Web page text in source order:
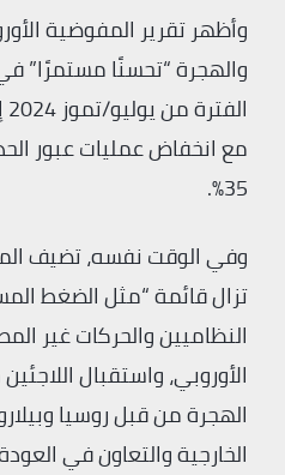
وأظهر تقرير المفوضية
والهجرة “تحسنًا مستمرًا”
مع انخفاض عمليات عبور
35%.
وفي الوقت نفسه، تضيف
تزال قائمة “مثل الضغط
النظاميين والحركات غير
الأوروبي، واستقبال
الهجرة من قبل روسيا
الخارجية والتعاون في